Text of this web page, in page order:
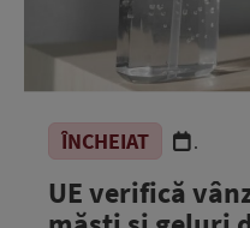
ÎNCHEIAT .
UE verifică